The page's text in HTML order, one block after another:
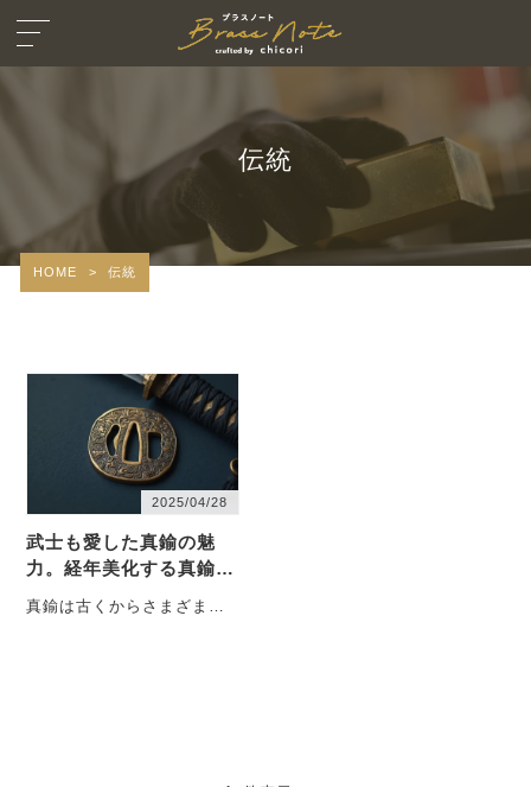
伝統
HOME > 伝統
2025/04/28
武士も愛した真鍮の魅
力。経年美化する真鍮表
札という選択
真鍮は古くからさまざまな